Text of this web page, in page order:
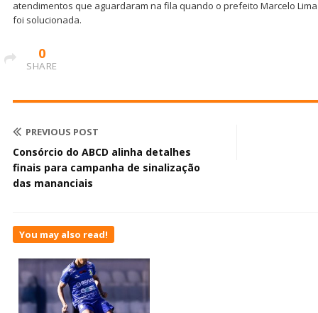
atendimentos que aguardaram na fila quando o prefeito Marcelo
foi solucionada.
0
SHARE
PREVIOUS POST
Consórcio do ABCD alinha detalhes
finais para campanha de sinalização
das mananciais
You may also read!